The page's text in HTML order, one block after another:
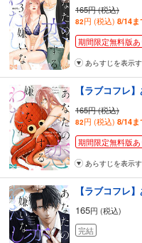
165円 (税込)
82円 (税込) 8/14ま
期間限定無料版あ
あらすじを表示
【ラブコフレ
165円 (税込)
82円 (税込) 8/14ま
期間限定無料版あ
あらすじを表示
【ラブコフレ
165円 (税込)
完結